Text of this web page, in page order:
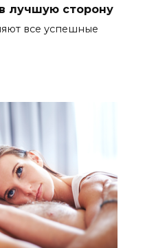
лучшую сторону
все успешные